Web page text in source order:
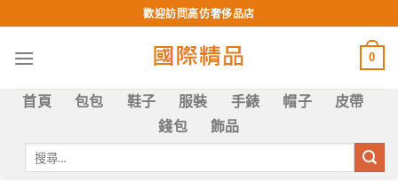
to
content
歡迎訪問高仿奢侈品店
0
首頁 包包 鞋子 服裝 手錶 帽子
皮帶
錢包
飾品